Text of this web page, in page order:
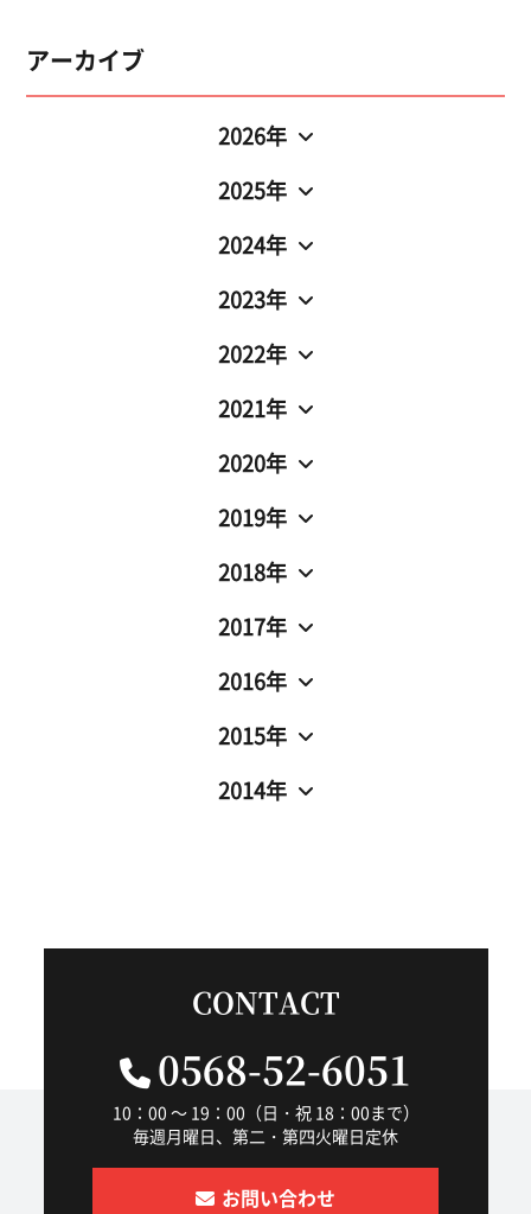
アーカイブ
2026年
2025年
2024年
2023年
2022年
2021年
2020年
2019年
2018年
2017年
2016年
2015年
2014年
CONTACT
0568-52-6051
10：00 ～ 19：00（日・祝 18：00まで）
毎週月曜日、第二・第四火曜日定休
お問い合わせ